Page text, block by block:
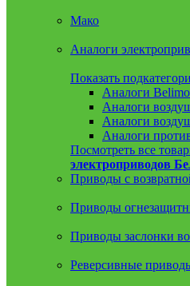
Мако
Аналоги
Показать
Аналоги
Аналоги
Аналоги
Аналоги
Посмотреть все
электроприводов
Приводы с
Приводы
Приводы заслонки
Реверсивные